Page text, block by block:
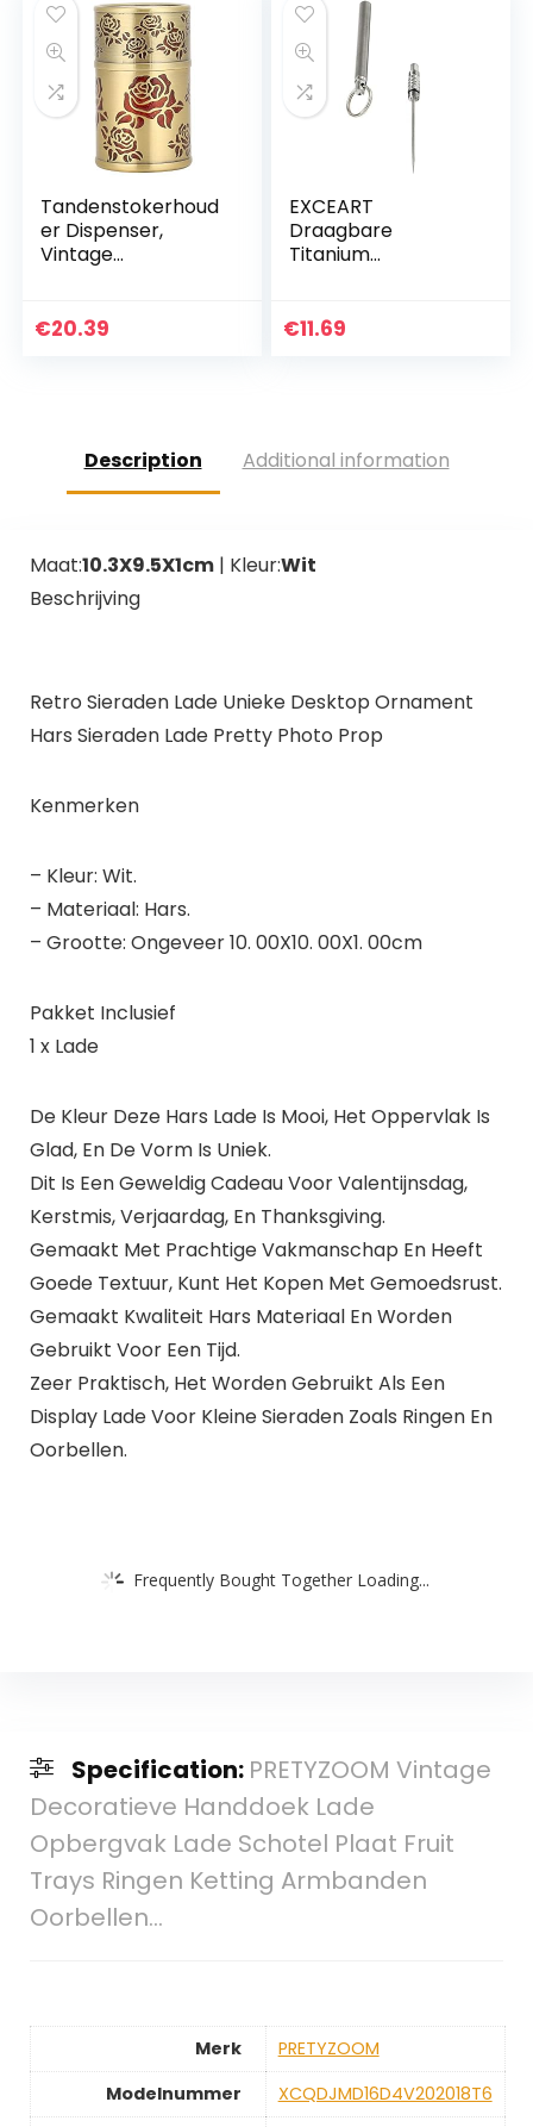
Tandenstokerhoud
er Dispenser,
Vintage
Wattenstaafje
€20.39
EXCEART
Draagbare
Titanium
Tandenstoker
€11.69
Description Additional information
Maat:10.3X9.5X1cm| Kleur:Wit
Beschrijving
Retro Sieraden Lade Unieke Desktop Ornament
Hars Sieraden Lade Pretty Photo Prop
Kenmerken
– Kleur: Wit.
– Materiaal: Hars.
– Grootte: Ongeveer 10. 00X10. 00X1. 00cm
Pakket Inclusief
1 x Lade
De Kleur Deze Hars Lade Is Mooi, Het Oppervlak Is
Glad, En De Vorm Is Uniek.
Dit Is Een Geweldig Cadeau Voor Valentijnsdag,
Kerstmis, Verjaardag, En Thanksgiving.
Gemaakt Met Prachtige Vakmanschap En Heeft
Goede Textuur, Kunt Het Kopen Met Gemoedsrust.
Gemaakt Kwaliteit Hars Materiaal En Worden
Gebruikt Voor Een Tijd.
Zeer Praktisch, Het Worden Gebruikt Als Een
Display Lade Voor Kleine Sieraden Zoals Ringen En
Oorbellen.
Frequently Bought Together Loading...
Specification: PRETYZOOM Vintage
Decoratieve Handdoek Lade
Opbergvak Lade Schotel Plaat Fruit
Trays Ringen Ketting Armbanden
Oorbellen…
Merk
‎PRETYZOOM
Modelnummer
‎XCQDJMD16D4V202018T6